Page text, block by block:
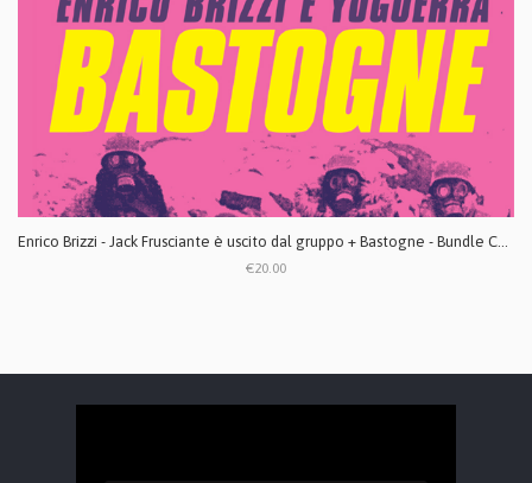
Enrico Brizzi - Jack Frusciante è uscito dal gruppo + Bastogne - Bundle CD digipack
€20.00